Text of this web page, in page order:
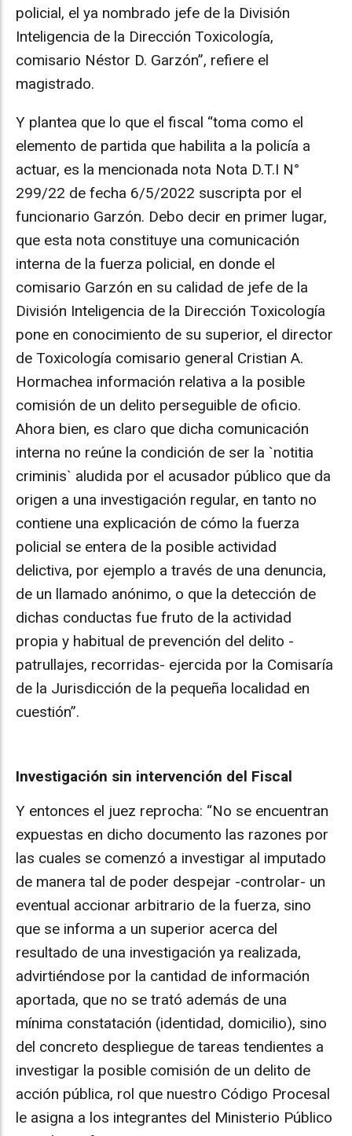
policial, el ya nombrado jefe de la División
Inteligencia de la Dirección Toxicología,
comisario Néstor D. Garzón”, refiere el
magistrado.
Y plantea que lo que el fiscal “toma como el
elemento de partida que habilita a la policía a
actuar, es la mencionada nota Nota D.T.I N°
299/22 de fecha 6/5/2022 suscripta por el
funcionario Garzón. Debo decir en primer lugar,
que esta nota constituye una comunicación
interna de la fuerza policial, en donde el
comisario Garzón en su calidad de jefe de la
División Inteligencia de la Dirección Toxicología
pone en conocimiento de su superior, el director
de Toxicología comisario general Cristian A.
Hormachea información relativa a la posible
comisión de un delito perseguible de oficio.
Ahora bien, es claro que dicha comunicación
interna no reúne la condición de ser la `notitia
criminis` aludida por el acusador público que da
origen a una investigación regular, en tanto no
contiene una explicación de cómo la fuerza
policial se entera de la posible actividad
delictiva, por ejemplo a través de una denuncia,
de un llamado anónimo, o que la detección de
dichas conductas fue fruto de la actividad
propia y habitual de prevención del delito -
patrullajes, recorridas- ejercida por la Comisaría
de la Jurisdicción de la pequeña localidad en
cuestión”.
Investigación sin intervención del Fiscal
Y entonces el juez reprocha: “No se encuentran
expuestas en dicho documento las razones por
las cuales se comenzó a investigar al imputado
de manera tal de poder despejar -controlar- un
eventual accionar arbitrario de la fuerza, sino
que se informa a un superior acerca del
resultado de una investigación ya realizada,
advirtiéndose por la cantidad de información
aportada, que no se trató además de una
mínima constatación (identidad, domicilio), sino
del concreto despliegue de tareas tendientes a
investigar la posible comisión de un delito de
acción pública, rol que nuestro Código Procesal
le asigna a los integrantes del Ministerio Público